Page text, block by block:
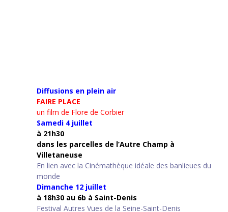
Diffusions en plein air
FAIRE PLACE
un film de Flore de Corbier
Samedi 4 juillet
à 21h30
dans les parcelles de l’Autre Champ à
Villetaneuse
En lien avec la Cinémathèque idéale des banlieues du
monde
Dimanche 12 juillet
à 18h30 au 6b à Saint-Denis
Festival Autres Vues de la Seine-Saint-Denis